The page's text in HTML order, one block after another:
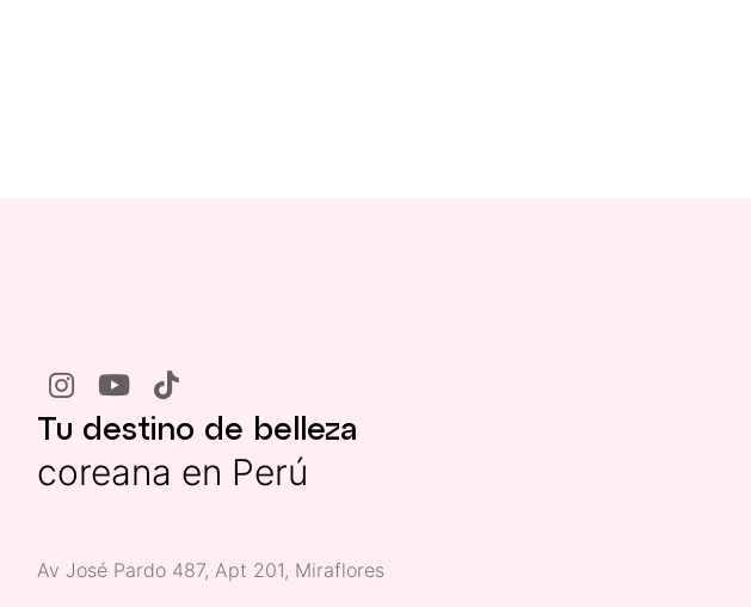
Tu destino de belleza
coreana en Perú
Av José Pardo 487, Apt 201, Miraflores